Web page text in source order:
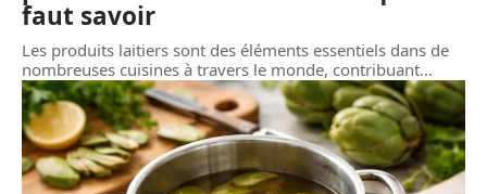
faut savoir
Les produits laitiers sont des éléments essentiels dans de
nombreuses cuisines à travers le monde, contribuant…